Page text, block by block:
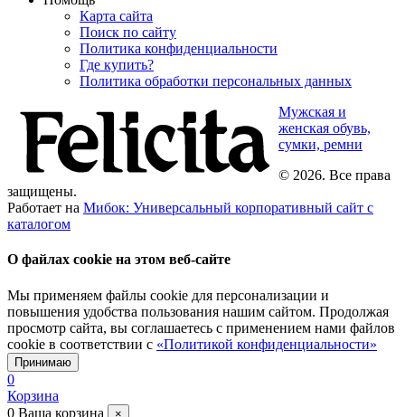
Карта сайта
Поиск по сайту
Политика конфиденциальности
Где купить?
Политика обработки персональных данных
Мужская и
женская обувь,
сумки, ремни
© 2026. Все права
защищены.
Работает на Мибок: Универсальный корпоративный сайт с
каталогом
О файлах cookie на этом веб-сайте
Мы применяем файлы cookie для персонализации и
повышения удобства пользования нашим сайтом. Продолжая
просмотр сайта, вы соглашаетесь с применением нами файлов
cookie в соответствии с «Политикой конфиденциальности»
Принимаю
0
Корзина
0 Ваша корзина ×